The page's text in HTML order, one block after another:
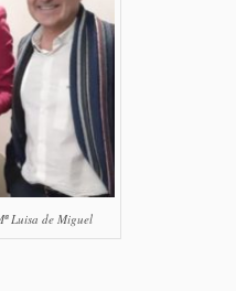
Luisa de Miguel